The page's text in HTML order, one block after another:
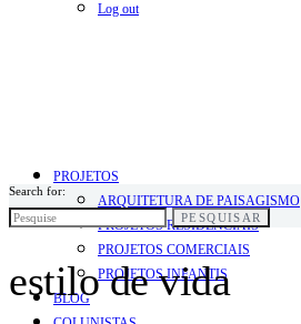
Log out
PROJETOS
ARQUITETURA DE PAISAGISMO
PROJETOS RESIDENCIAIS
PROJETOS COMERCIAIS
PROJETOS INFANTIS
BLOG
Search for:
PESQUISAR
estilo de vida